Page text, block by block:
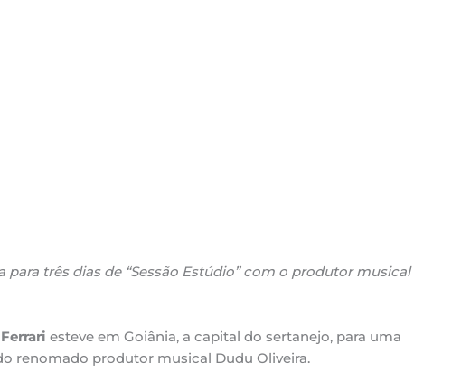
três dias de “Sessão Estúdio” com o produtor musical
esteve em Goiânia, a capital do sertanejo, para uma
renomado produtor musical Dudu Oliveira.